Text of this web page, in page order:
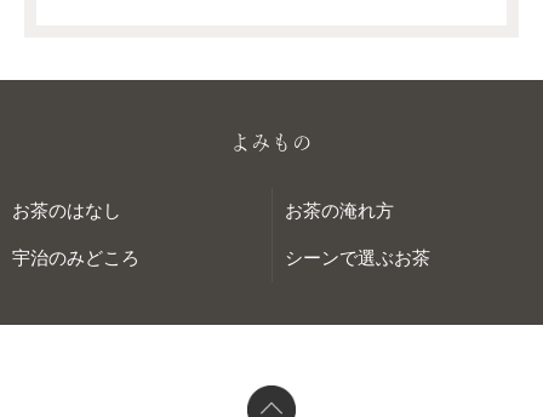
よみもの
お茶のはなし お茶の淹れ方
宇治のみどころ シーンで選ぶお茶